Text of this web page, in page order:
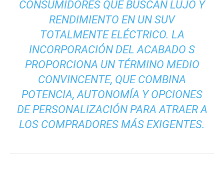
CONSUMIDORES QUE BUSCAN LUJO Y
RENDIMIENTO EN UN SUV
TOTALMENTE ELÉCTRICO. LA
INCORPORACIÓN DEL ACABADO S
PROPORCIONA UN TÉRMINO MEDIO
CONVINCENTE, QUE COMBINA
POTENCIA, AUTONOMÍA Y OPCIONES
DE PERSONALIZACIÓN PARA ATRAER A
LOS COMPRADORES MÁS EXIGENTES.